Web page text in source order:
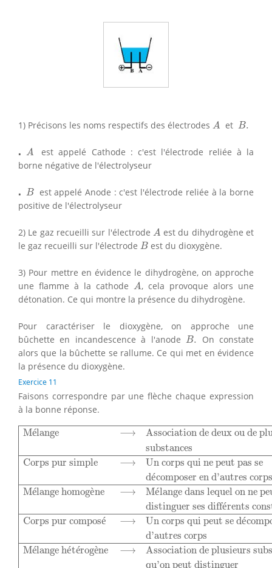
1) Précisons les noms respectifs des électrodes A
A et B.
B.
⋅ A
A
est appelé Cathode : c'est l'électrode reliée à la
borne négative de l'électrolyseur
⋅ B
B est appelé Anode : c'est l'électrode reliée à la borne
positive de l'électrolyseur
2) Le gaz recueilli sur l'électrode A
A est du dihydrogène et
le gaz recueilli sur l'électrode B
B est du dioxygène.
3) Pour mettre en évidence le dihydrogène, on approche
une flamme à la cathode A
A , cela provoque alors une
détonation. Ce qui montre la présence du dihydrogène.
Pour caractériser le dioxygène, on approche une
bûchette en incandescence à l'anode B.
B.
On constate
alors que la bûchette se rallume. Ce qui met en évidence
la présence du dioxygène.
Exercice 11
Faisons correspondre par une flèche chaque expression
à la bonne réponse.
Mélange ⟶
Association de deux ou de
substances
Corps pur simple
⟶
Un corps qui ne peut pas se
décomposer en d'autres corps
Mélange homogène ⟶ Mélange dans lequel on ne
distinguer ses différents
Corps pur composé ⟶ Un corps qui peut se dé
d'autres corps
Mélange hétérogène ⟶
Association de plusieurs
qu'on peut distinguer
Mélange⟶Association de deux ou de plusieurs